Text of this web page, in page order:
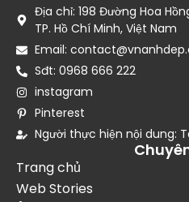
Địa chỉ: 198 Đường Hoa
TP. Hồ Chí Minh, Việt Nam
Email:
Sđt: 0968 666 222
instagram
Pinterest
Người thực hiện nội dung:
Trang chủ
Web Stories